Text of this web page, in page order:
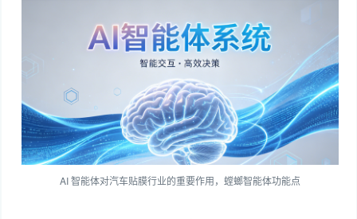
AI 智能体对汽车贴膜行业的重要作用，螳螂智能体功能点